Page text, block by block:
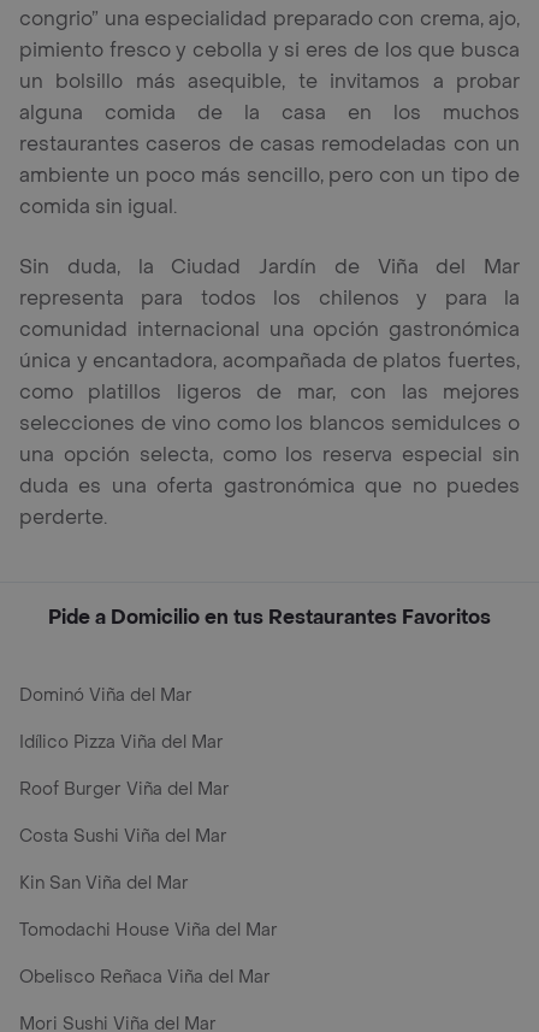
congrio” una especialidad preparado con crema, ajo,
pimiento fresco y cebolla y si eres de los que busca
un bolsillo más asequible, te invitamos a probar
alguna comida de la casa en los muchos
restaurantes caseros de casas remodeladas con un
ambiente un poco más sencillo, pero con un tipo de
comida sin igual.
Sin duda, la Ciudad Jardín de Viña del Mar
representa para todos los chilenos y para la
comunidad internacional una opción gastronómica
única y encantadora, acompañada de platos fuertes,
como platillos ligeros de mar, con las mejores
selecciones de vino como los blancos semidulces o
una opción selecta, como los reserva especial sin
duda es una oferta gastronómica que no puedes
perderte.
Pide a Domicilio en tus Restaurantes Favoritos
Dominó Viña del Mar
Idílico Pizza Viña del Mar
Roof Burger Viña del Mar
Costa Sushi Viña del Mar
Kin San Viña del Mar
Tomodachi House Viña del Mar
Obelisco Reñaca Viña del Mar
Mori Sushi Viña del Mar